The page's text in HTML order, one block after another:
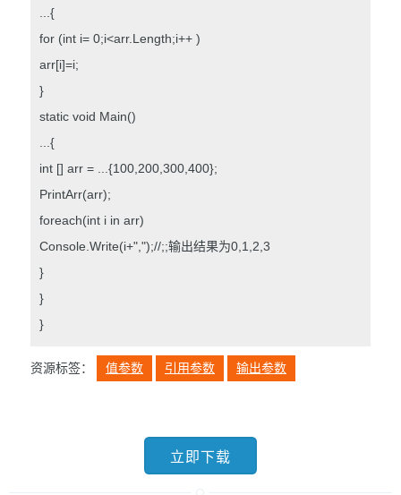
...{
for (int i= 0;i<arr.Length;i++ )
arr[i]=i;
}
static void Main()
...{
int [] arr = ...{100,200,300,400};
PrintArr(arr);
foreach(int i in arr)
Console.Write(i+",");//;;输出结果为0,1,2,3
}
}
}
资源标签： 值参数 引用参数 输出参数
立即下载